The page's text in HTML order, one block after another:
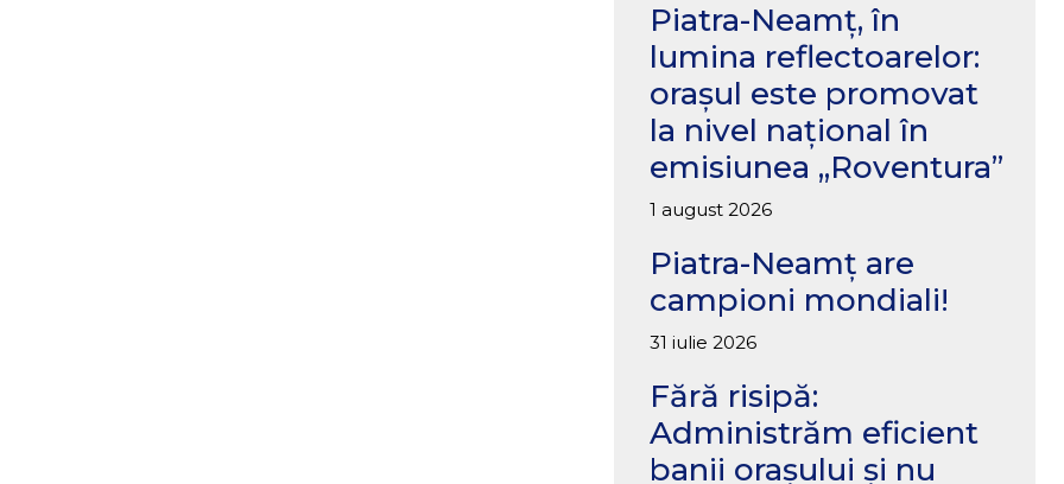
Piatra-Neamț, în
lumina reflectoarelor:
orașul este promovat
la nivel național în
emisiunea „Roventura”
1 august 2026
Piatra-Neamț are
campioni mondiali!
31 iulie 2026
Fără risipă:
Administrăm eficient
banii orașului și nu